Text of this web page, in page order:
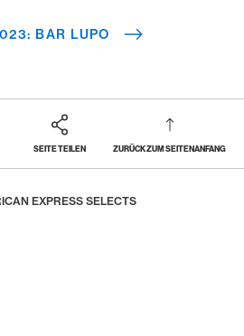
BAR LUPO
SEITE TEILEN ZURÜCK ZUM SEITENANFANG
EXPRESS SELECTS